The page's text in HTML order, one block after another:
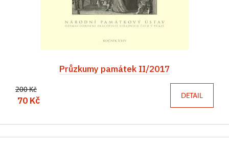
Průzkumy památek II/2017
200 Kč
70 Kč DETAIL